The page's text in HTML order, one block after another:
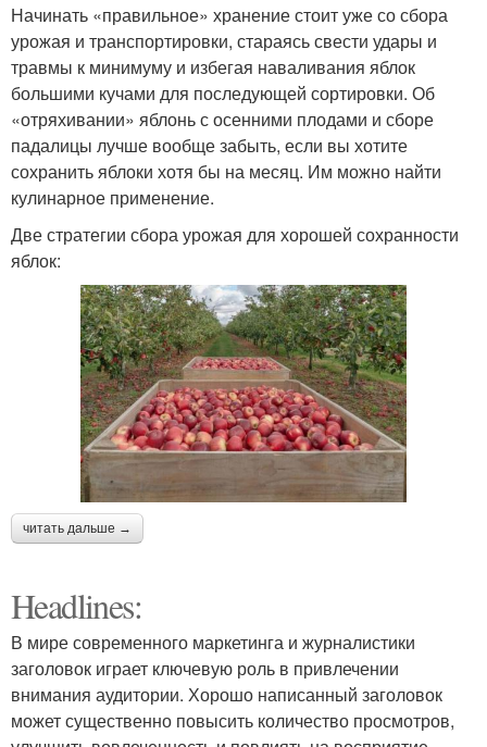
Начинать «правильное» хранение стоит уже со сбора
урожая и транспортировки, стараясь свести удары и
травмы к минимуму и избегая наваливания яблок
большими кучами для последующей сортировки. Об
«отряхивании» яблонь с осенними плодами и сборе
падалицы лучше вообще забыть, если вы хотите
сохранить яблоки хотя бы на месяц. Им можно найти
кулинарное применение.
Две стратегии сбора урожая для хорошей сохранности
яблок:
читать дальше →
Headlines:
В мире современного маркетинга и журналистики
заголовок играет ключевую роль в привлечении
внимания аудитории. Хорошо написанный заголовок
может существенно повысить количество просмотров,